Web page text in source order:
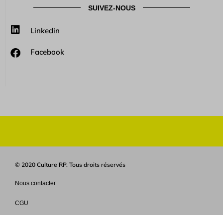
SUIVEZ-NOUS
Linkedin
Facebook
© 2020 Culture RP. Tous droits réservés
Nous contacter
CGU